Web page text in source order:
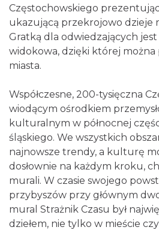
Częstochowskiego
ukazującą przekrojowo dzieje
Gratką dla odwiedzających
widokowa, dzięki której można
miasta.
Współczesne, 200-tysięczna
wiodącym ośrodkiem
kulturalnym w północnej
śląskiego. We wszystkich
najnowsze trendy, a kulturę
dosłownie na każdym kroku,
murali. W czasie swojego
przybyszów przy głównym
mural Strażnik Czasu był
dziełem, nie tylko w mieście